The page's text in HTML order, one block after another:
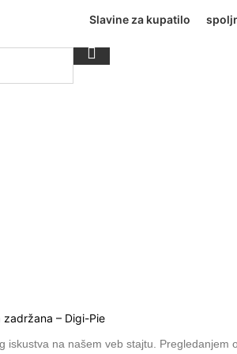
Slavine za kupatilo
– Digi-Pie
iskustva na našem veb stajtu.